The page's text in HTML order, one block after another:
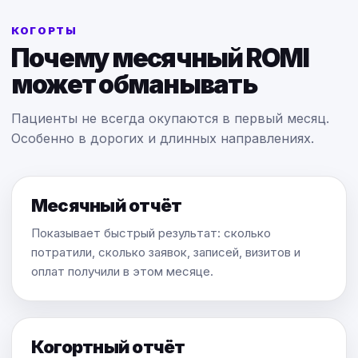
КОГОРТЫ
Почему месячный ROMI
может обманывать
Пациенты не всегда окупаются в первый месяц.
Особенно в дорогих и длинных направлениях.
Месячный отчёт
Показывает быстрый результат: сколько
потратили, сколько заявок, записей, визитов и
оплат получили в этом месяце.
Когортный отчёт